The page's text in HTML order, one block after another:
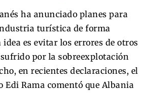
ha anunciado planes para
turística de forma
idea es evitar los errores de otros
por la sobreexplotación
en recientes declaraciones, el
Rama comentó que Albania